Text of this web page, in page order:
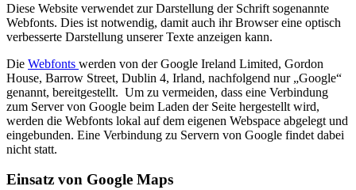
Diese Website verwendet zur Darstellung der Schrift sogenannte
Webfonts. Dies ist notwendig, damit auch ihr Browser eine optisch
verbesserte Darstellung unserer Texte anzeigen kann.
Die Webfonts werden von der Google Ireland Limited, Gordon
House, Barrow Street, Dublin 4, Irland, nachfolgend nur „Google“
genannt, bereitgestellt. Um zu vermeiden, dass eine Verbindung
zum Server von Google beim Laden der Seite hergestellt wird,
werden die Webfonts lokal auf dem eigenen Webspace abgelegt und
eingebunden. Eine Verbindung zu Servern von Google findet dabei
nicht statt.
Einsatz von Google Maps